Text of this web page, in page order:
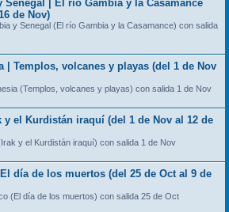
Senegal | El río Gambia y la Casamance
de Nov)
y Senegal (El río Gambia y la Casamance) con salida
| Templos, volcanes y playas (del 1 de Nov
(Templos, volcanes y playas) con salida 1 de Nov
y el Kurdistán iraquí (del 1 de Nov al 12 de
y el Kurdistán iraquí) con salida 1 de Nov
día de los muertos (del 25 de Oct al 9 de
(El día de los muertos) con salida 25 de Oct